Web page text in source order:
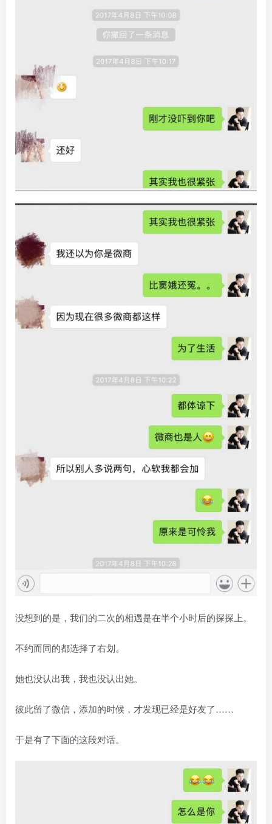
没想到的是，我们的二次的相遇是在半个小时后的探探上。
不约而同的都选择了右划。
她也没认出我，我也没认出她。
彼此留了微信，添加的时候，才发现已经是好友了……
于是有了下面的这段对话。